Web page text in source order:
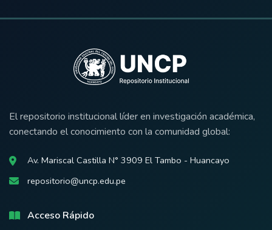
El repositorio institucional líder en investigación académica,
conectando el conocimiento con la comunidad global:
Av. Mariscal Castilla N° 3909 El Tambo - Huancayo
repositorio@uncp.edu.pe
Acceso Rápido